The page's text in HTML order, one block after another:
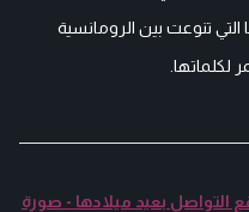
تنوعت بين الرومانسية
لكلماتها.
التواصل بعيد ميلادها - صورة